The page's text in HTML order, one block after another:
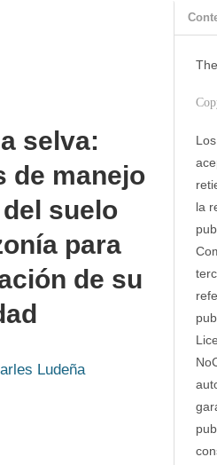
selva:
de manejo
suelo
para
de su
Ludeña
la